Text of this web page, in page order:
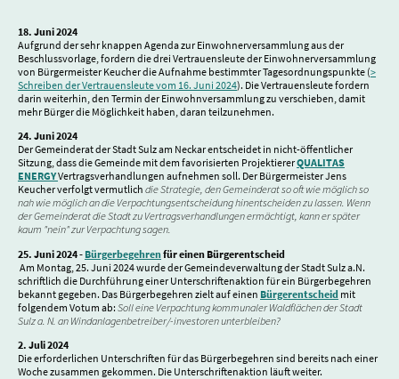
18. Juni 2024
Aufgrund der sehr knappen Agenda zur Einwohnerversammlung aus der
Beschlussvorlage, fordern die drei Vertrauensleute der Einwohnerversammlung
von Bürgermeister Keucher die Aufnahme bestimmter Tagesordnungspunkte (>
Schreiben der Vertrauensleute vom 16. Juni 2024). Die Vertrauensleute fordern
darin weiterhin, den Termin der Einwohnversammlung zu verschieben, damit
mehr Bürger die Möglichkeit haben, daran teilzunehmen.
24. Juni 2024
Der Gemeinderat der Stadt Sulz am Neckar entscheidet in nicht-öffentlicher
Sitzung, dass die Gemeinde mit dem favorisierten ProjektiererQUALITAS
ENERGYVertragsverhandlungen aufnehmen soll. Der Bürgermeister Jens
Keucher verfolgt vermutlich die Strategie, den Gemeinderatso oft wie möglich so
nah wie möglich an die Verpachtungsentscheidung hinentscheiden zu lassen. Wenn
der Gemeinderat die Stadt zu Vertragsverhandlungen ermächtigt, kann er später
kaum "nein" zur Verpachtung sagen.
25. Juni 2024 - Bürgerbegehrenfür einen Bürgerentscheid
Am Montag, 25. Juni 2024 wurde der Gemeindeverwaltung der Stadt Sulz a.N.
schriftlich die Durchführung einer Unterschriftenaktion für ein Bürgerbegehren
bekannt gegeben. Das Bürgerbegehren zielt auf einen Bürgerentscheid mit
folgendem Votum ab: Soll eine Verpachtung kommunaler Waldflächen der Stadt
Sulz a. N. an Windanlagenbetreiber/-investoren unterbleiben?
2. Juli 2024
Die erforderlichen Unterschriften für das Bürgerbegehren sind bereits nach einer
Woche zusammen gekommen. Die Unterschriftenaktion läuft weiter.